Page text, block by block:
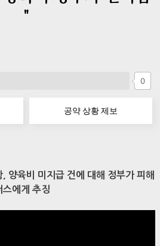
"
0
공약 상황 제보
양육비 미지급 건에 대해 정부가 피해
스에게 추징